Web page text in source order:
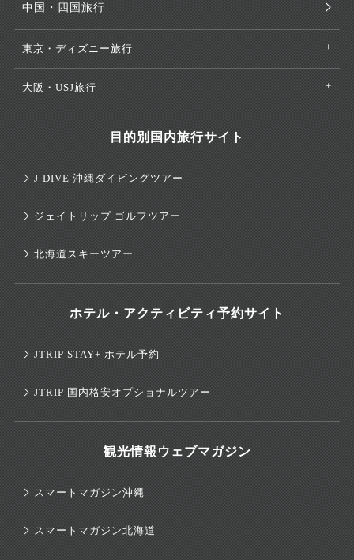
中国・四国旅行
東京・ディズニー旅行
大阪・USJ旅行
目的別国内旅行サイト
J-DIVE 沖縄ダイビングツアー
ジェイトリップ ゴルフツアー
北海道スキーツアー
ホテル・アクティビティ予約サイト
JTRIP STAY+ ホテル予約
JTRIP 国内格安オプショナルツアー
観光情報ウェブマガジン
スマートマガジン沖縄
スマートマガジン北海道